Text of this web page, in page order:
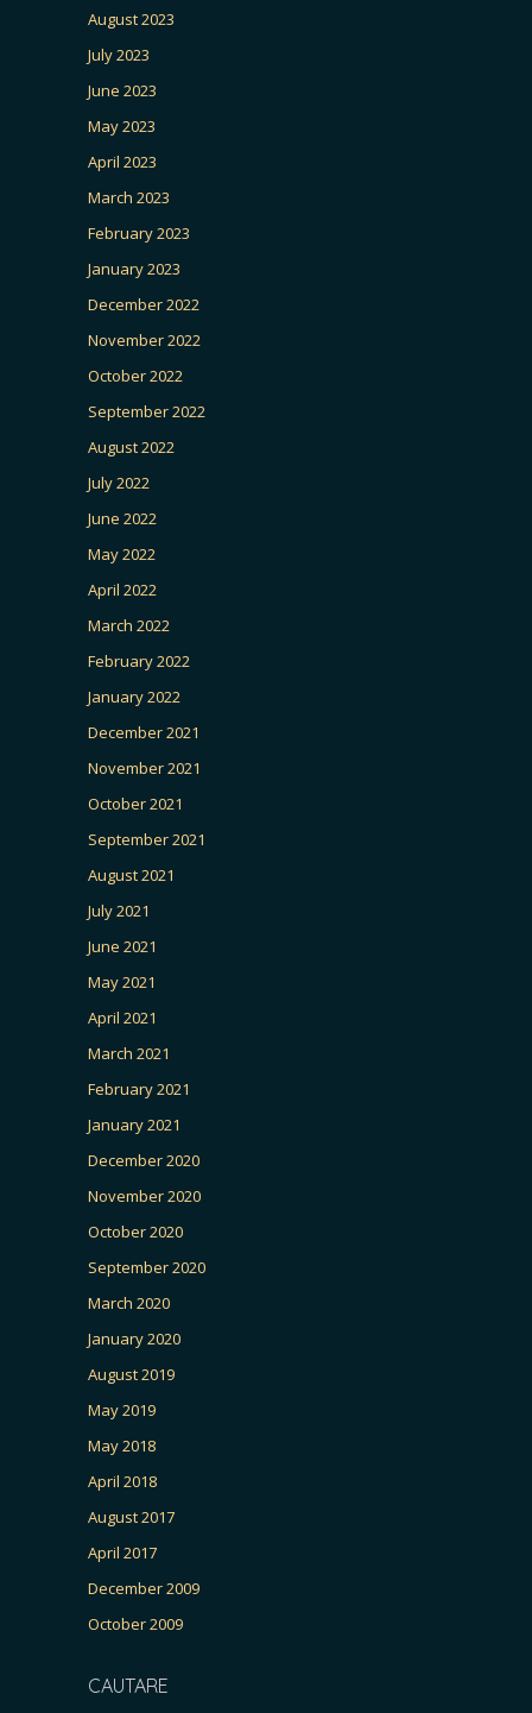
August 2023
July 2023
June 2023
May 2023
April 2023
March 2023
February 2023
January 2023
December 2022
November 2022
October 2022
September 2022
August 2022
July 2022
June 2022
May 2022
April 2022
March 2022
February 2022
January 2022
December 2021
November 2021
October 2021
September 2021
August 2021
July 2021
June 2021
May 2021
April 2021
March 2021
February 2021
January 2021
December 2020
November 2020
October 2020
September 2020
March 2020
January 2020
August 2019
May 2019
May 2018
April 2018
August 2017
April 2017
December 2009
October 2009
CAUTARE